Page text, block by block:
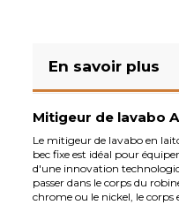
En savoir plus
Mitigeur de lavabo
Le mitigeur de lavabo en
bec fixe est idéal pour
d'une innovation
passer dans le corps du
chrome ou le nickel, le corps